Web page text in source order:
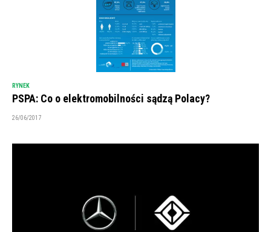
RYNEK
PSPA: Co o elektromobilności sądzą Polacy?
26/06/2017